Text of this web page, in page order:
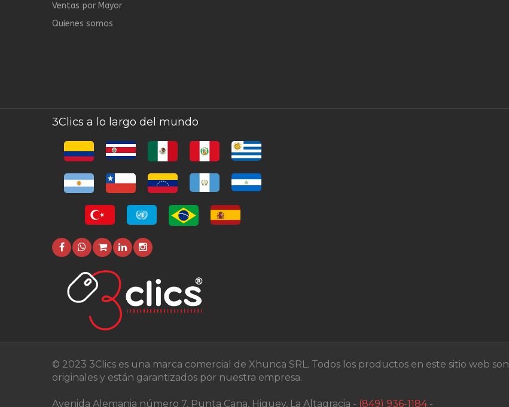
Ventas por Mayor
Quienes somos
3Clics a lo largo del mundo
© 2023 3Clics es una marca comercial de Xhunca SRL. Todos los productos en este sitio web son
originales y están garantizados por nuestra empresa.
Avenida Alemania número 7, Punta Cana, Higuey, La Altagracia - (849) 936-1184-